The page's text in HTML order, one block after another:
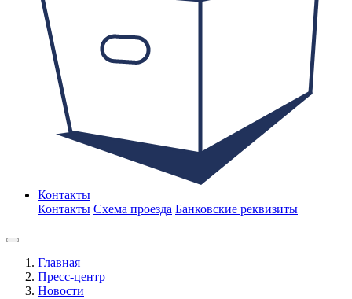
Контакты
Контакты Схема проезда Банковские реквизиты
Главная
Пресс-центр
Новости